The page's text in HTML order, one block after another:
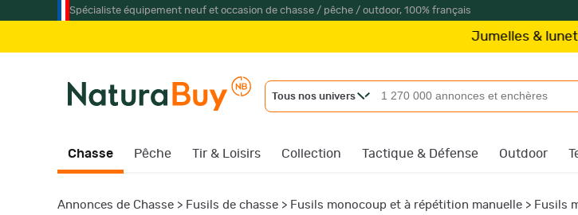
Spécialiste équipement neuf et occasion de chasse / pêche / outdoor, 100% français
Jumelles & lunette d'approche
Tous nos univers
Chasse Pêche Tir & Loisirs Collection Tactique & Défense Outdoor
Annonces de Chasse > Fusils de chasse > Fusils monocoup et à répétition manuelle > Fusils